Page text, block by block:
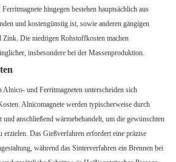
hingegen bestehen hauptsächlich aus
und kostengünstig ist, sowie anderen gängigen
Die niedrigen Rohstoffkosten machen
insbesondere bei der Massenproduktion.
und Ferritmagneten unterscheiden sich
Alnicomagnete werden typischerweise durch
und anschließend wärmebehandelt, um die gewünschten
erzielen. Das Gießverfahren erfordert eine präzise
während das Sinterverfahren ein Brennen bei